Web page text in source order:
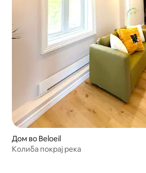
Дом во Beloeil
Колиба покрај река